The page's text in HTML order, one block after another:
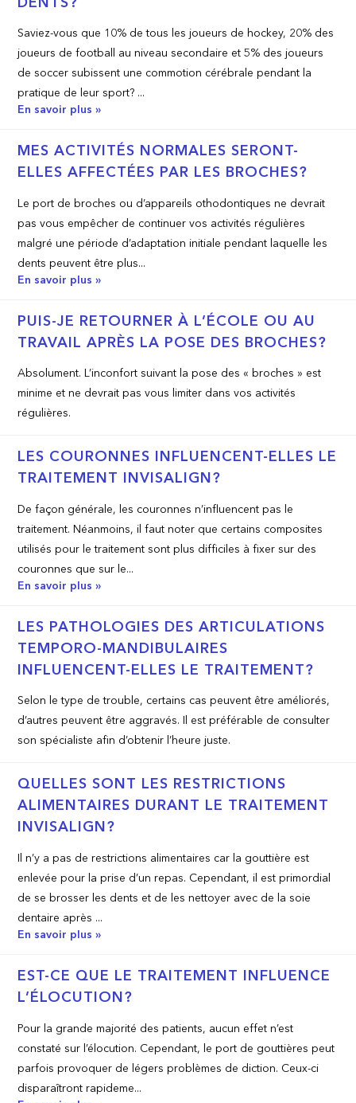
Saviez-vous que 10% de tous les joueurs de hockey, 20% des
joueurs de football au niveau secondaire et 5% des joueurs
de soccer subissent une commotion cérébrale pendant la
pratique de leur sport? ...
En savoir plus »
MES ACTIVITÉS NORMALES SERONT-
ELLES AFFECTÉES PAR LES BROCHES?
Le port de broches ou d’appareils othodontiques ne devrait
pas vous empêcher de continuer vos activités régulières
malgré une période d’adaptation initiale pendant laquelle les
dents peuvent être plus...
En savoir plus »
PUIS-JE RETOURNER À L’ÉCOLE OU AU
TRAVAIL APRÈS LA POSE DES BROCHES?
Absolument. L’inconfort suivant la pose des « broches » est
minime et ne devrait pas vous limiter dans vos activités
régulières.
LES COURONNES INFLUENCENT-ELLES LE
TRAITEMENT INVISALIGN?
De façon générale, les couronnes n’influencent pas le
traitement. Néanmoins, il faut noter que certains composites
utilisés pour le traitement sont plus difficiles à fixer sur des
couronnes que sur le...
En savoir plus »
LES PATHOLOGIES DES ARTICULATIONS
TEMPORO-MANDIBULAIRES
INFLUENCENT-ELLES LE TRAITEMENT?
Selon le type de trouble, certains cas peuvent être améliorés,
d’autres peuvent être aggravés. Il est préférable de consulter
son spécialiste afin d’obtenir l’heure juste.
QUELLES SONT LES RESTRICTIONS
ALIMENTAIRES DURANT LE TRAITEMENT
INVISALIGN?
Il n’y a pas de restrictions alimentaires car la gouttière est
enlevée pour la prise d’un repas. Cependant, il est primordial
de se brosser les dents et de les nettoyer avec de la soie
dentaire après ...
En savoir plus »
EST-CE QUE LE TRAITEMENT INFLUENCE
L’ÉLOCUTION?
Pour la grande majorité des patients, aucun effet n’est
constaté sur l’élocution. Cependant, le port de gouttières peut
parfois provoquer de légers problèmes de diction. Ceux-ci
disparaîtront rapideme...